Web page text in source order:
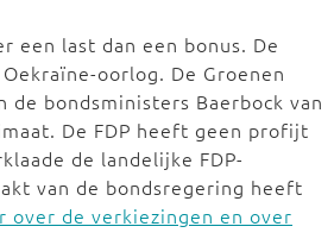
een last dan een bonus. De
oorlog. De Groenen
bondsministers Baerbock van
De FDP heeft geen profijt
de landelijke FDP-
van de bondsregering heeft
over de verkiezingen en over